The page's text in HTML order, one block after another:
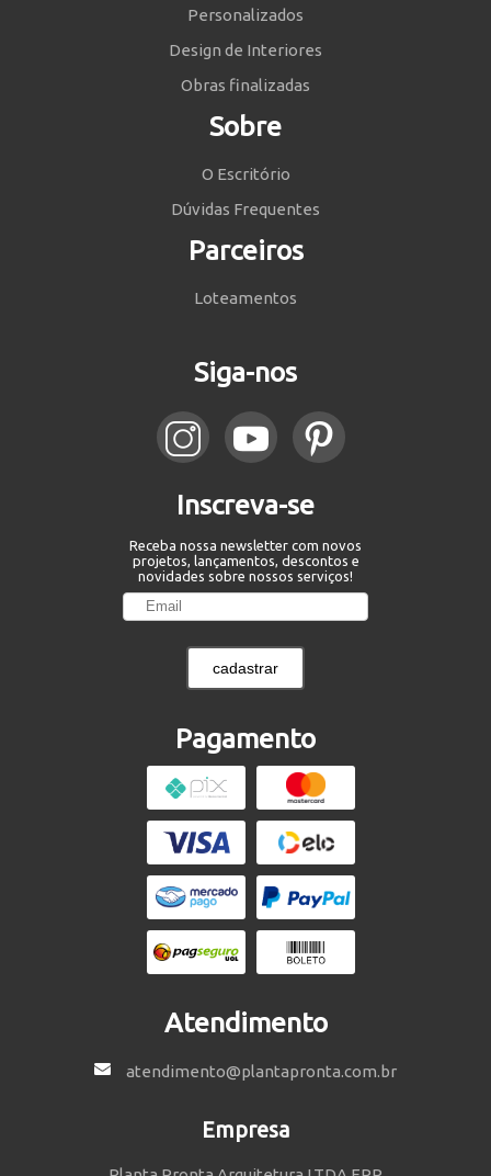
Personalizados
Design de Interiores
Obras finalizadas
Sobre
O Escritório
Dúvidas Frequentes
Parceiros
Loteamentos
Siga-nos
Inscreva-se
Receba nossa newsletter com novos
projetos, lançamentos, descontos e
novidades sobre nossos serviços!
cadastrar
Pagamento
Atendimento
atendimento@plantapronta.com.br
Empresa